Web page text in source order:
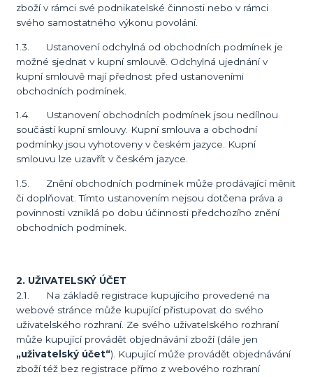
zboží v rámci své podnikatelské činnosti nebo v rámci
svého samostatného výkonu povolání.
1.3. Ustanovení odchylná od obchodních podmínek je
možné sjednat v kupní smlouvě. Odchylná ujednání v
kupní smlouvě mají přednost před ustanoveními
obchodních podmínek.
1.4. Ustanovení obchodních podmínek jsou nedílnou
součástí kupní smlouvy. Kupní smlouva a obchodní
podmínky jsou vyhotoveny v českém jazyce. Kupní
smlouvu lze uzavřít v českém jazyce.
1.5. Znění obchodních podmínek může prodávající měnit
či doplňovat. Tímto ustanovením nejsou dotčena práva a
povinnosti vzniklá po dobu účinnosti předchozího znění
obchodních podmínek.
2. UŽIVATELSKÝ ÚČET
2.1. Na základě registrace kupujícího provedené na
webové stránce může kupující přistupovat do svého
uživatelského rozhraní. Ze svého uživatelského rozhraní
může kupující provádět objednávání zboží (dále jen
„uživatelský účet“). Kupující může provádět objednávání
zboží též bez registrace přímo z webového rozhraní